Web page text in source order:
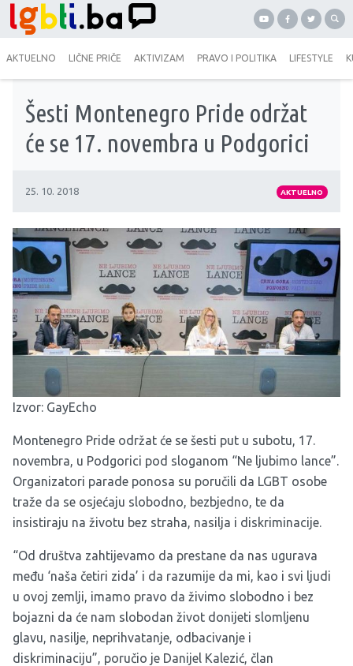
AKTUELNO LIČNE PRIČE AKTIVIZAM PRAVO I POLITIKA LIFESTYLE
Šesti Montenegro Pride održat
će se 17. novembra u Podgorici
25. 10. 2018 AKTUELNO
Izvor: GayEcho
Montenegro Pride održat će se šesti put u subotu, 17.
novembra, u Podgorici pod sloganom “Ne ljubimo lance”.
Organizatori parade ponosa su poručili da LGBT osobe
traže da se osjećaju slobodno, bezbjedno, te da
insistiraju na životu bez straha, nasilja i diskriminacije.
“Od društva zahtijevamo da prestane da nas ugurava
među ‘naša četiri zida’ i da razumije da mi, kao i svi ljudi
u ovoj zemlji, imamo pravo da živimo slobodno i bez
bojazni da će nam slobodan život donijeti slomljenu
glavu, nasilje, neprihvatanje, odbacivanje i
diskriminaciju”, poručio je Danijel Kalezić, član